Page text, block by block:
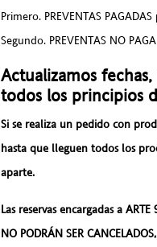
Primero. PREVENTAS
Segundo. PREVENTAS NO
Actualizamos
todos los principios
Si se realiza un pedido con
hasta que lleguen todos los
aparte.
Las reservas encargadas a
NO PODRÁN SER